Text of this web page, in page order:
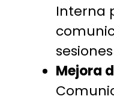
Interna
Mejora